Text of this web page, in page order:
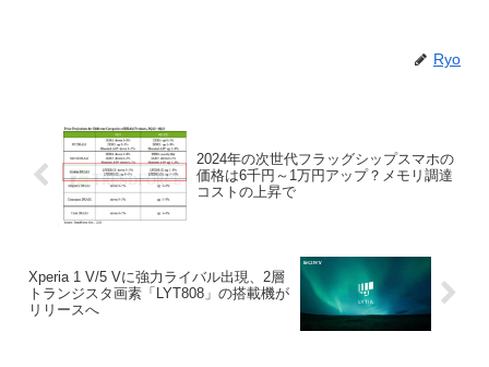
Ryo
2024年の次世代フラッグシップスマホの
価格は6千円～1万円アップ？メモリ調達
コストの上昇で
Xperia 1 V/5 Vに強力ライバル出現、2層
トランジスタ画素「LYT808」の搭載機が
リリースへ